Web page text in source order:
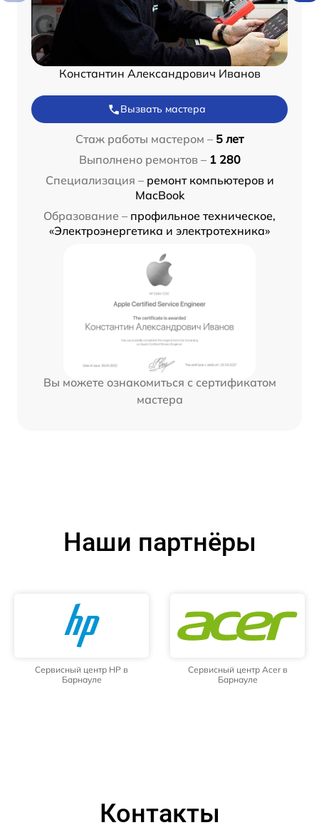
Константин Александрович Иванов
Вызвать мастера
Стаж работы мастером – 5 лет
Выполнено ремонтов – 1 280
Специализация – ремонт компьютеров и
MacBook
Образование – профильное техническое,
«Электроэнергетика и электротехника»
Вы можете ознакомиться с сертификатом
мастера
Наши партнёры
Сервисный центр HP в
Барнауле
Сервисный центр Acer в
Барнауле
Контакты